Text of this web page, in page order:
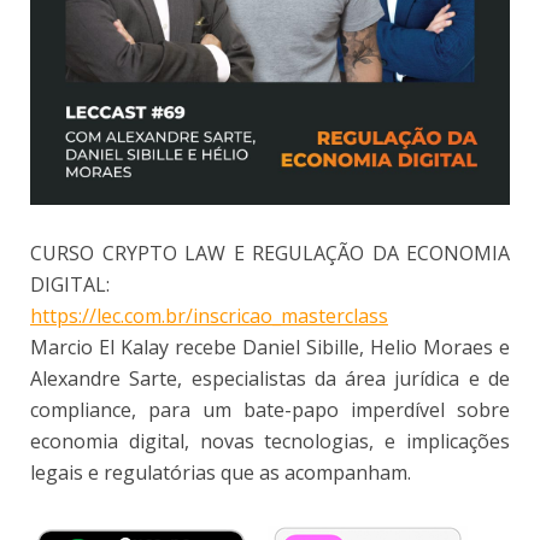
CURSO CRYPTO LAW E REGULAÇÃO DA ECONOMIA
DIGITAL:
https://lec.com.br/inscricao_masterclass
Marcio El Kalay recebe Daniel Sibille, Helio Moraes e
Alexandre Sarte, especialistas da área jurídica e de
compliance, para um bate-papo imperdível sobre
economia digital, novas tecnologias, e implicações
legais e regulatórias que as acompanham.